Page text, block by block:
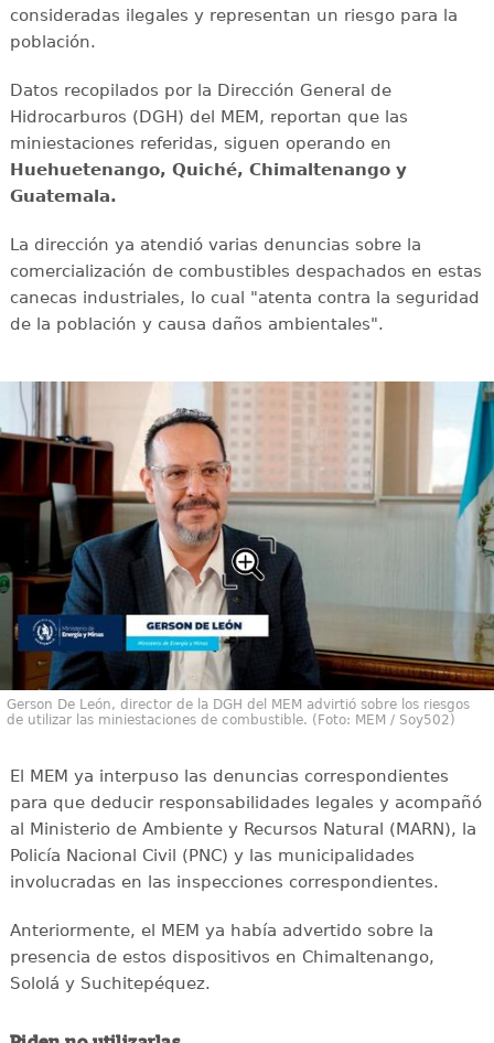
consideradas ilegales y representan un riesgo para la
población.
Datos recopilados por la Dirección General de
Hidrocarburos (DGH) del MEM, reportan que las
miniestaciones referidas, siguen operando en
Huehuetenango, Quiché, Chimaltenango y
Guatemala.
La dirección ya atendió varias denuncias sobre la
comercialización de combustibles despachados en estas
canecas industriales, lo cual "atenta contra la seguridad
de la población y causa daños ambientales".
Gerson De León, director de la DGH del MEM advirtió sobre los riesgos
de utilizar las miniestaciones de combustible. (Foto: MEM / Soy502)
El MEM ya interpuso las denuncias correspondientes
para que deducir responsabilidades legales y acompañó
al Ministerio de Ambiente y Recursos Natural (MARN), la
Policía Nacional Civil (PNC) y las municipalidades
involucradas en las inspecciones correspondientes.
Anteriormente, el MEM ya había advertido sobre la
presencia de estos dispositivos en Chimaltenango,
Sololá y Suchitepéquez.